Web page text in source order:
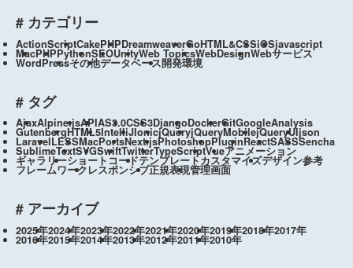
# カテゴリー
ActionScriptCakePHPDreamweaverGoHTML&CSSiOSjavascript
MacPHPPythonSEOUnityWeb TopicsWebDesignWebサービス
WordPressその他データベース開発環境
# タグ
AjaxAlpine.jsAPIAS3.0CSS3DjangoDockerGitGoogleAnalysis
GutenbergHTML5IntelliJIonicjQueryjQueryMobilejQueryUIjson
LaravelLESSMacPortsNext.jsPhotoshopPluginReactSASSSencha
SublimeTextSVGSwiftTwitterTypeScriptVueアニメーション
ギャラリーショートコードテンプレートカスタマイズデザイン参考
フレームワークレスポンシブ正規表現管理画面
# アーカイブ
2025年2024年2023年2022年2021年2020年2019年2018年2017年
2016年2015年2014年2013年2012年2011年2010年